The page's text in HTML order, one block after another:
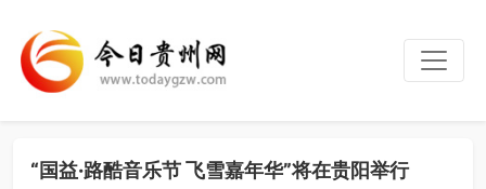
“国益·路酷音乐节 飞雪嘉年华”将在贵阳举行